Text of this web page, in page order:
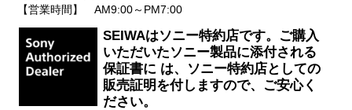
【営業時間】 AM9:00～PM7:00
SEIWAはソニー特約店です。ご購入
いただいたソニー製品に添付される
保証書に は、ソニー特約店としての
販売証明を付しますので、ご安心く
ださい。